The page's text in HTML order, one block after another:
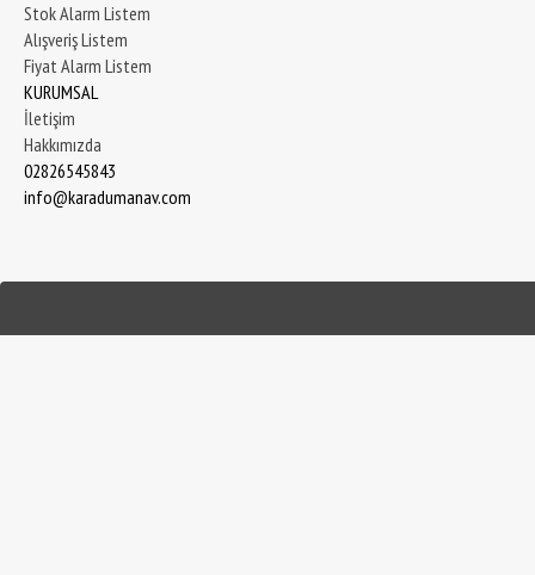
Stok Alarm Listem
Alışveriş Listem
Fiyat Alarm Listem
KURUMSAL
İletişim
Hakkımızda
02826545843
info@karadumanav.com